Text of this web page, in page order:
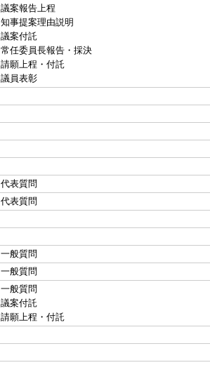
議案報告上程
知事提案理由説明
議案付託
常任委員長報告・採決
請願上程・付託
議員表彰
代表質問
代表質問
一般質問
一般質問
一般質問
議案付託
請願上程・付託